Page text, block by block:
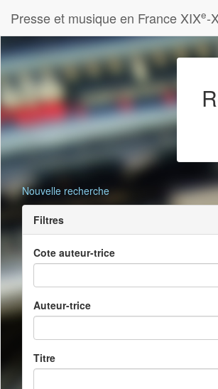
Presse et musique en France XIXe-
Nouvelle recherche
Filtres
Cote auteur-trice
Auteur-trice
Titre